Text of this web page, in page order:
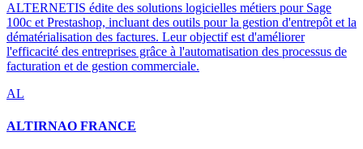
ALTERNETIS édite des solutions logicielles métiers pour Sage
100c et Prestashop, incluant des outils pour la gestion d'entrepôt et la
dématérialisation des factures. Leur objectif est d'améliorer
l'efficacité des entreprises grâce à l'automatisation des processus de
facturation et de gestion commerciale.
AL
ALTIRNAO FRANCE